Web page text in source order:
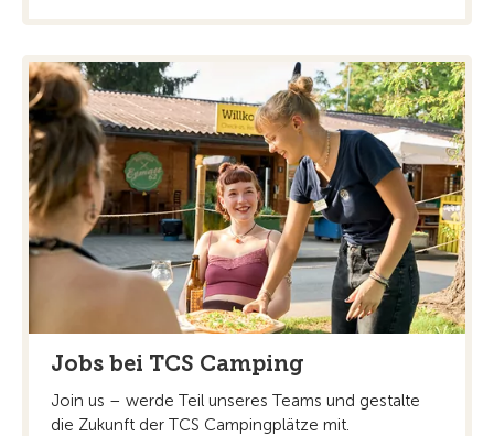
Jobs bei TCS Camping
Join us – werde Teil unseres Teams und gestalte
die Zukunft der TCS Campingplätze mit.